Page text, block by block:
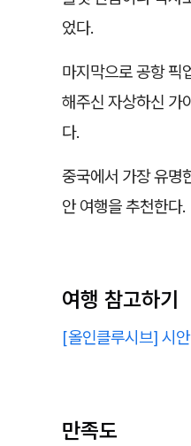
었다.
마지막으로 공항 픽
해주신 자상하신 가
다.
중국에서 가장 유명
안 여행을 추천한다.
여행 참고하기
[올인클루시브] 시
만족도